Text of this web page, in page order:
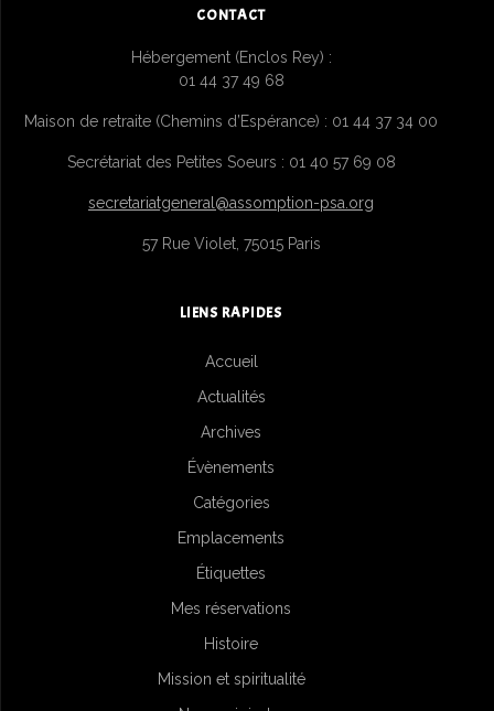
CONTACT
Hébergement (Enclos Rey) :
01 44 37 49 68
Maison de retraite (Chemins d’Espérance) : 01 44 37 34 00
Secrétariat des Petites Soeurs : 01 40 57 69 08
secretariatgeneral@assomption-psa.org
57 Rue Violet, 75015 Paris
LIENS RAPIDES
Accueil
Actualités
Archives
Évènements
Catégories
Emplacements
Étiquettes
Mes réservations
Histoire
Mission et spiritualité